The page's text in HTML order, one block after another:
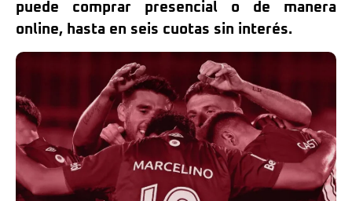
puede comprar presencial o de manera
online, hasta en seis cuotas sin interés.